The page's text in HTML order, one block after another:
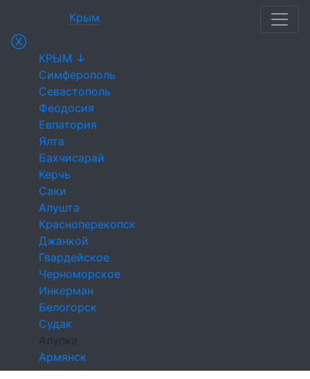
Крым
Ⓧ
КРЫМ ↓
Симферополь
Севастополь
Феодосия
Евпатория
Ялта
Бахчисарай
Керчь
Саки
Алушта
Красноперекопск
Джанкой
Гвардейское
Черноморское
Инкерман
Белогорск
Судак
Алупка
Армянск